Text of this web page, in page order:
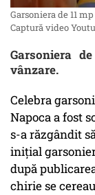
Garsoniera de 11
Captură video
Garsoniera
vânzare.
Celebra
Napoca a fost
s-a răzgândit
inițial
după
chirie se